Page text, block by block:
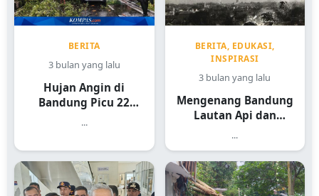
BERITA
3 bulan yang lalu
Hujan Angin di
Bandung Picu 22
...
BERITA, EDUKASI,
INSPIRASI
3 bulan yang lalu
Mengenang Bandung
Lautan Api dan
...